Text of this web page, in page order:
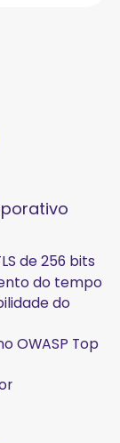
de 256 bits
do tempo
do
OWASP Top